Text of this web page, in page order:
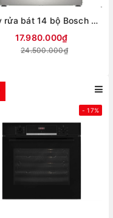
Máy rửa bát 14 bộ Bosch seri 6 SMS6ZCI00P
17.980.000₫
24.500.000₫
- 17%